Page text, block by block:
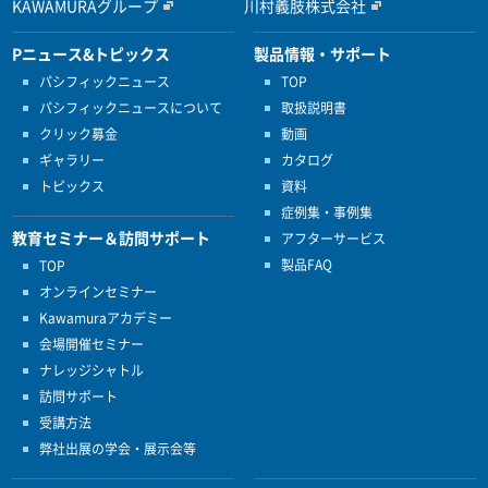
KAWAMURAグループ 川村義肢株式会社
Pニュース&トピックス
パシフィックニュース
パシフィックニュースについて
クリック募金
ギャラリー
トピックス
教育セミナー＆訪問サポート
TOP
オンラインセミナー
Kawamuraアカデミー
会場開催セミナー
ナレッジシャトル
訪問サポート
受講方法
弊社出展の学会・展示会等
製品情報・サポート
TOP
取扱説明書
動画
カタログ
資料
症例集・事例集
アフターサービス
製品FAQ